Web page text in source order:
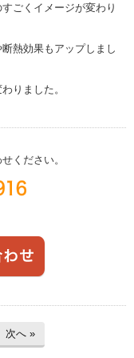
ごくイメージが変わり
熱効果もアップしまし
りました。
ください。
次へ »